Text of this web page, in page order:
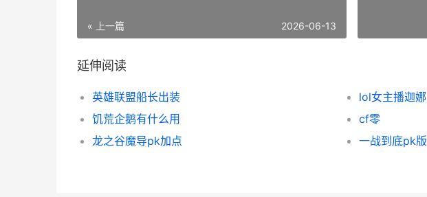
« 上一篇 2026-06-13
延伸阅读
英雄联盟船长出装
lol女主播迦娜
饥荒企鹅有什么用
cf零
龙之谷魔导pk加点
一战到底pk版